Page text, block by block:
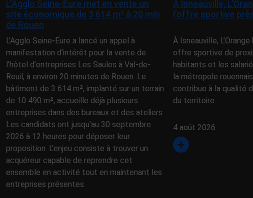
L’Agglo Seine-Eure met en vente un
site économique de 3 614 m² à 20 min
de Rouen
L’Agglo Seine-Eure a lancé un appel à
manifestation d’intérêt pour la vente de
l’hôtel d’entreprises Les Saules à Val-de-
Reuil, à environ 20 minutes de Rouen. Le
bâtiment de 3 614 m², implanté sur un terrain
de 10 490 m², accueille déjà plusieurs
entreprises dans des bureaux et des ateliers.
Les candidats ont jusqu’au 30 septembre
2026 à 12 heures pour déposer leur
proposition. L’enjeu consiste à trouver un
acquéreur capable de reprendre cet
ensemble en activité tout en maintenant les
entreprises présentes.
À Isneauville,
l’offre sportive
À Isneauville,
offre sportive de
habitants et les
la métropole
contribue à la qualité
du territoire.
4 août 2026